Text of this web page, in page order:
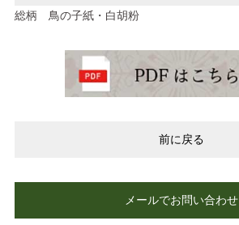
総柄 鳥の子紙・白胡粉
前に戻る
メールでお問い合わせ